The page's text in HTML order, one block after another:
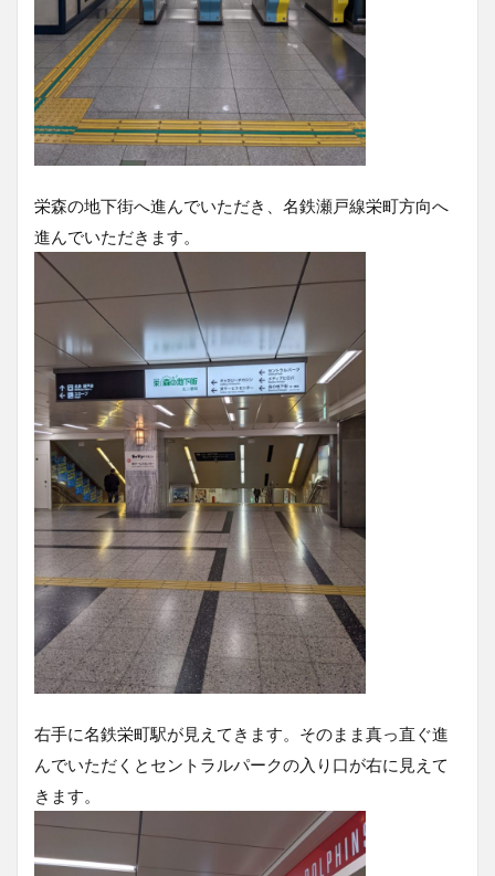
栄森の地下街へ進んでいただき、名鉄瀬戸線栄町方向へ
進んでいただきます。
右手に名鉄栄町駅が見えてきます。そのまま真っ直ぐ進
んでいただくとセントラルパークの入り口が右に見えて
きます。